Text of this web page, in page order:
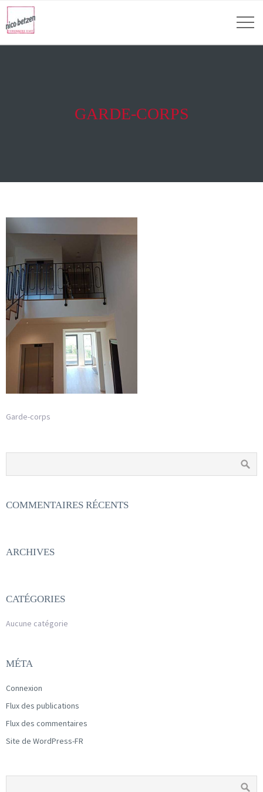
GARDE-CORPS
Garde-corps
COMMENTAIRES RÉCENTS
ARCHIVES
CATÉGORIES
Aucune catégorie
MÉTA
Connexion
Flux des publications
Flux des commentaires
Site de WordPress-FR